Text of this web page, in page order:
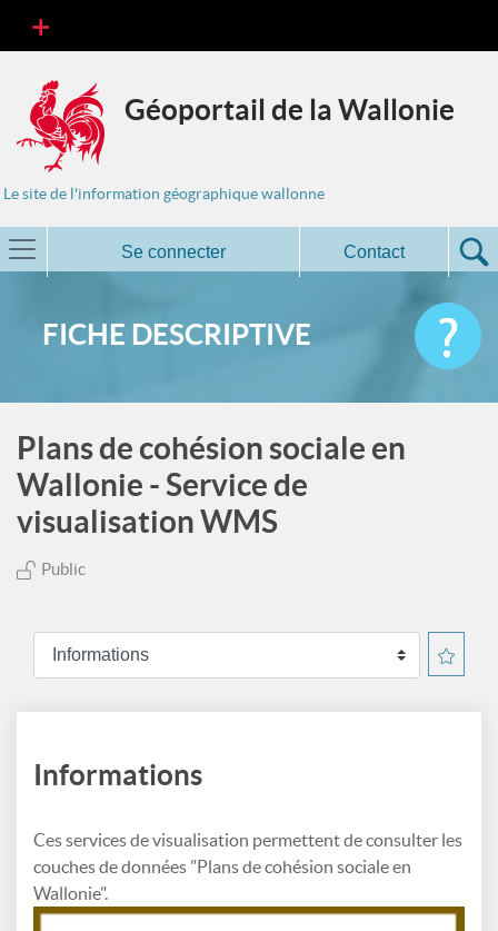
Géoportail de la Wallonie
Le site de l'information géographique wallonne
Se connecter Contact
FICHE DESCRIPTIVE
Plans de cohésion sociale en
Wallonie - Service de
visualisation WMS
Public
Informations
Ces services de visualisation permettent de consulter les
couches de données "Plans de cohésion sociale en
Wallonie".